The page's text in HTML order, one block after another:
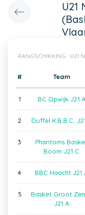
U21
RANGSCHIKKING : U21
# Team
1 BC Opwijk J21 A
2 Duffel K.B.B.C.
3
Phantoms
Boom J21 C
4 BBC Haacht J21
5
Basket Groot
J21 A